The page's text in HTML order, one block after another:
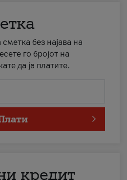
без најава на
го бројот на
да ја платите.
кредит